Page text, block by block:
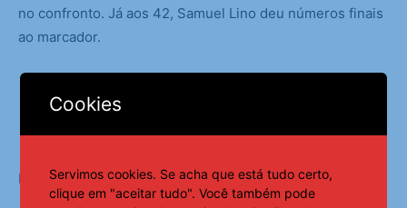
no confronto. Já aos 42, Samuel Lino deu números finais
ao marcador.
Fonte:Agência Brasil
Cookies
Servimos cookies. Se acha que está tudo certo,
clique em "aceitar tudo". Você também pode